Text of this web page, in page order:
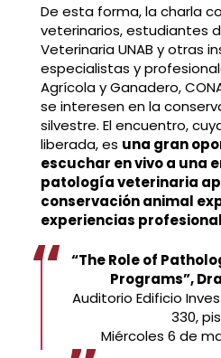
De esta forma, la charla
veterinarios, estudiantes
Veterinaria UNAB y otras
especialistas y
Agrícola y Ganadero,
se interesen en la
silvestre. El encuentro,
liberada, es una gran
escuchar en vivo a una
patología veterinaria
conservación animal
experiencias
“The Role of
Programs”,
Auditorio Edificio
330,
Miércoles 6 de